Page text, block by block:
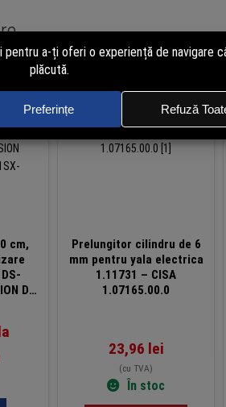
cm,
DS-
Prelungitor cilindru de 6
mm pentru yala electrica
1.11731 – CISA
1.07165.00.0
23,96 lei
(cu TVA)
În stoc